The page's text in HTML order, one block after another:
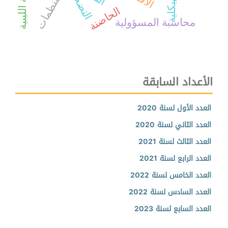
محاسبة المسؤولية المنظمات الحاضنة
الأعداد السابقة
العدد الأول لسنة 2020
العدد الثاني لسنة 2020
العدد الثالث لسنة 2021
العدد الرابع لسنة 2021
العدد الخامس لسنة 2022
العدد السادس لسنة 2022
العدد السابع لسنة 2023